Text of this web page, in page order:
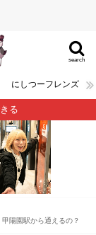
search
にしつーフレンズ
る
陽園駅から通えるの？